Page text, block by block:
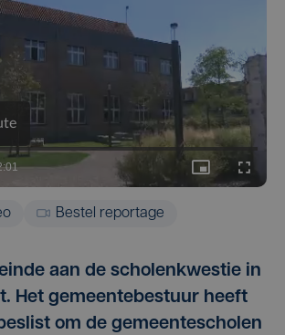
Bestel reportage
aan de scholenkwestie in
Het gemeentebestuur heeft
om de gemeentescholen